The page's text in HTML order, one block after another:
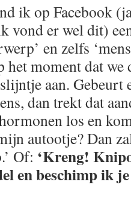
ik op Facebook
vond er wel dit)
en zelfs
het moment dat we
aan. Gebeurt
dan trekt dat
los en
autootje? Dan
Of: ‘Kreng!
en beschimp ik